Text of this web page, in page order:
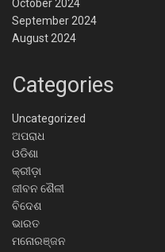
October 2024
September 2024
August 2024
Categories
Uncategorized
ଅପରାଧ
ଓଡିଶା
କ୍ରୀଡ଼ା
ଜୀବନ ଶୈଳୀ
ବିଦେଶ
ଭାରତ
ମନୋରଞ୍ଜନ